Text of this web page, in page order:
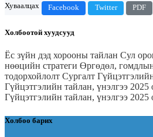
Хуваалцах
Facebook Twitter PDF
Холбоотой хуудсууд
Ёс зүйн дэд хорооны тайлан Сул
нөөцийн стратеги Өргөдөл,
тодорхойлолт Сургалт
Гүйцэтгэлийн тайлан, үнэлгээ
Гүйцэтгэлийн тайлан, үнэлгээ
Холбоо барих